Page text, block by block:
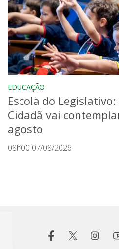
EDUCAÇÃO
Escola do
Cidadã vai
agosto
08h00 07/08/2026